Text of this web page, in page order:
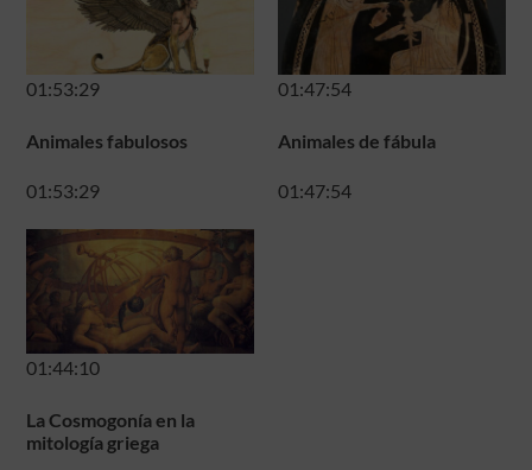
01:53:29
Animales fabulosos
01:53:29
01:47:54
Animales de fábula
01:47:54
01:44:10
La Cosmogonía en la
mitología griega